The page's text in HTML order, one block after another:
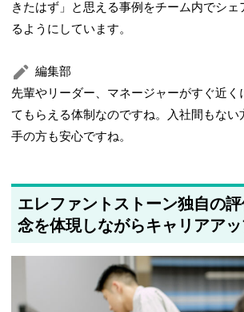
きたはず」と思える事例をチーム内でシェ
るようにしています。
編集部
先輩やリーダー、マネージャーがすぐ近く
てもらえる体制なのですね。入社間もない
手の方も安心ですね。
エレファントストーン独自の
念を体現しながらキャリアア